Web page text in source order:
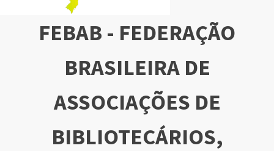
FEBAB - FEDERAÇÃO
BRASILEIRA DE
ASSOCIAÇÕES DE
BIBLIOTECÁRIOS,